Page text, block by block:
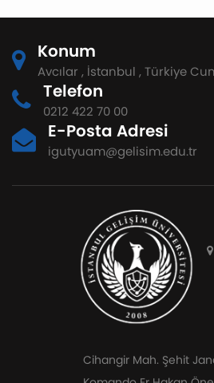
Konum
Avcılar , İstanbul , Türkiye
Telefon
0212 422 70 00
E-Posta Adresi
igutyuam@gelisim.edu.tr
Cihangir Mah. Şehit